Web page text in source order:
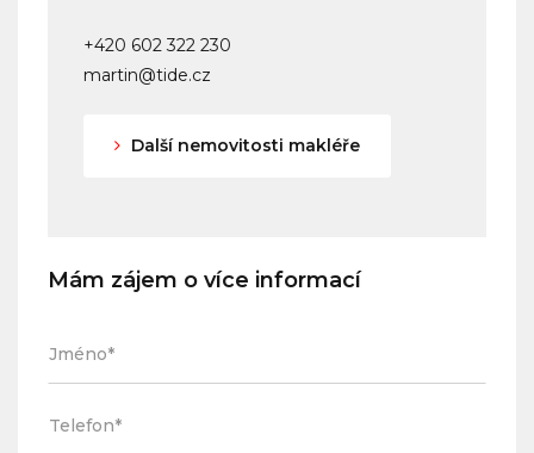
+420 602 322 230
martin@tide.cz
Další nemovitosti makléře
Mám zájem o více informací